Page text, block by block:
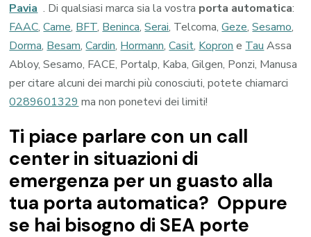
Pavia . Di qualsiasi marca sia la vostra porta automatica:
FAAC,Came, BFT, Beninca,Serai, Telcoma,Geze,Sesamo,
Dorma, Besam,Cardin, Hormann,Casit, Kopron e Tau Assa
Abloy, Sesamo, FACE, Portalp, Kaba, Gilgen, Ponzi, Manusa
per citare alcuni dei marchi più conosciuti, potete chiamarci
0289601329 ma non ponetevi dei limiti!
Ti piace parlare con un call
center in situazioni di
emergenza per un guasto alla
tua porta automatica? Oppure
se hai bisogno di SEA porte